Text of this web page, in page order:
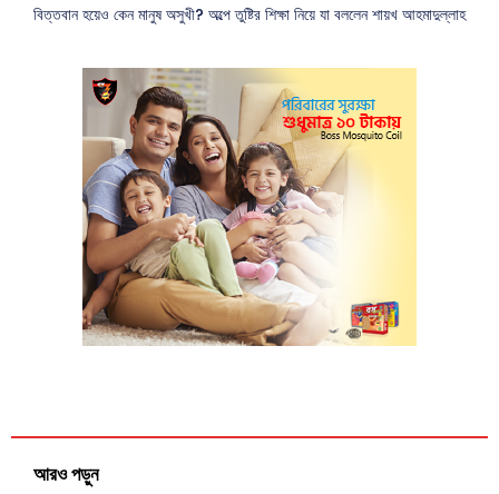
বিত্তবান হয়েও কেন মানুষ অসুখী? অল্পে তুষ্টির শিক্ষা নিয়ে যা বললেন শায়খ আহমাদুল্লাহ
আরও পড়ুন